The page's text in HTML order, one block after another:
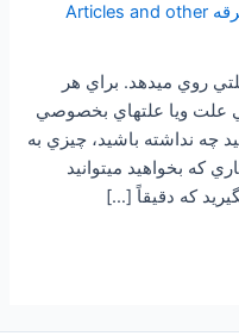
2-مقالات و طرح های متفرقه Articles and other
روي ميدهد. براي هر
علت ويا علتهاي بخصوصي
چه نداشته باشيد، چيزي به
که بخواهيد ميتوانيد